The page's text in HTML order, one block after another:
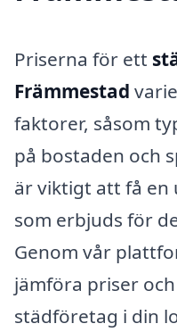
Priserna för ett
Främmestad
faktorer, såsom
på bostaden och
är viktigt att få en
som erbjuds för
Genom vår
jämföra priser
städföretag i din